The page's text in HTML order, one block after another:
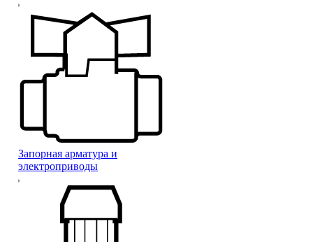
Запорная арматура и
электроприводы